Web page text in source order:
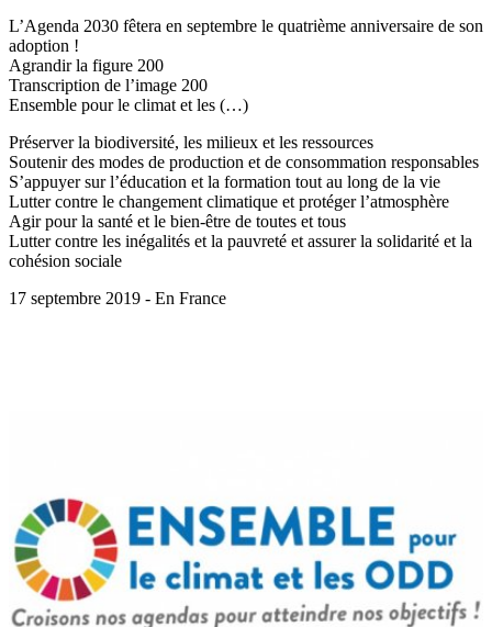
L’Agenda 2030 fêtera en septembre le quatrième anniversaire de son
adoption !
Agrandir la figure 200
Transcription de l’image 200
Ensemble pour le climat et les (…)
Préserver la biodiversité, les milieux et les ressources
Soutenir des modes de production et de consommation responsables
S’appuyer sur l’éducation et la formation tout au long de la vie
Lutter contre le changement climatique et protéger l’atmosphère
Agir pour la santé et le bien-être de toutes et tous
Lutter contre les inégalités et la pauvreté et assurer la solidarité et la
cohésion sociale
17 septembre 2019 - En France